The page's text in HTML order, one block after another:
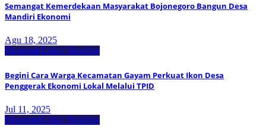
Semangat Kemerdekaan Masyarakat Bojonegoro Bangun Desa
Mandiri Ekonomi
Agu 18, 2025
Ekonomi Lokal Headline
Begini Cara Warga Kecamatan Gayam Perkuat Ikon Desa
Penggerak Ekonomi Lokal Melalui TPID
Jul 11, 2025
Ekonomi Lokal Headline